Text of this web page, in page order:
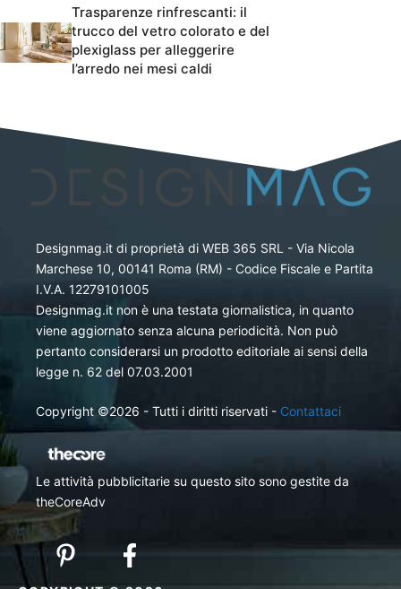
Trasparenze rinfrescanti: il
trucco del vetro colorato e del
plexiglass per alleggerire
l’arredo nei mesi caldi
Designmag.it di proprietà di WEB 365 SRL - Via Nicola
Marchese 10, 00141 Roma (RM) - Codice Fiscale e Partita
I.V.A. 12279101005
Designmag.it non è una testata giornalistica, in quanto
viene aggiornato senza alcuna periodicità. Non può
pertanto considerarsi un prodotto editoriale ai sensi della
legge n. 62 del 07.03.2001
Copyright ©2026 - Tutti i diritti riservati - Contattaci
Le attività pubblicitarie su questo sito sono gestite da
theCoreAdv